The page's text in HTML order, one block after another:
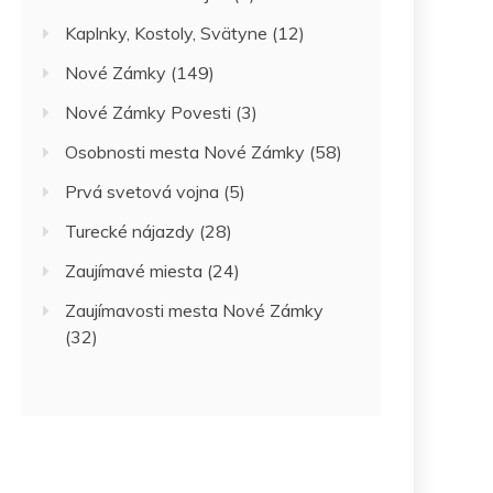
Kaplnky, Kostoly, Svätyne (12)
Nové Zámky (149)
Nové Zámky Povesti (3)
Osobnosti mesta Nové Zámky (58)
Prvá svetová vojna (5)
Turecké nájazdy (28)
Zaujímavé miesta (24)
Zaujímavosti mesta Nové Zámky
(32)